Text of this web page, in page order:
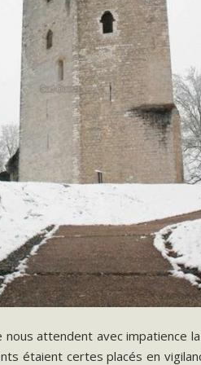
attendent avec impatience
étaient certes placés en